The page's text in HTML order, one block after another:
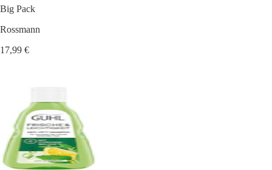
Big Pack
Rossmann
17,99 €